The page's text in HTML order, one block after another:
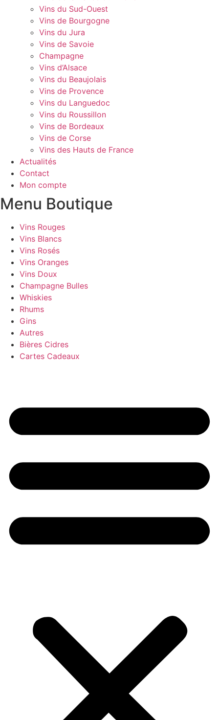
Vins du Sud-Ouest
Vins de Bourgogne
Vins du Jura
Vins de Savoie
Champagne
Vins d’Alsace
Vins du Beaujolais
Vins de Provence
Vins du Languedoc
Vins du Roussillon
Vins de Bordeaux
Vins de Corse
Vins des Hauts de France
Actualités
Contact
Mon compte
Menu Boutique
Vins Rouges
Vins Blancs
Vins Rosés
Vins Oranges
Vins Doux
Champagne Bulles
Whiskies
Rhums
Gins
Autres
Bières Cidres
Cartes Cadeaux